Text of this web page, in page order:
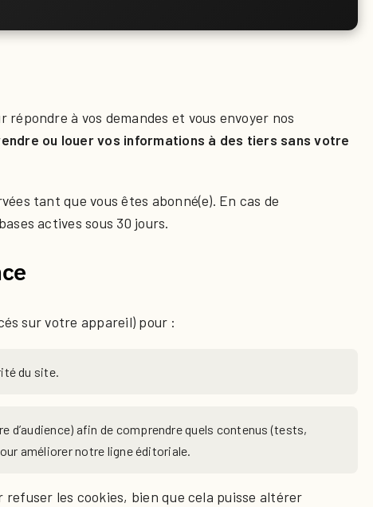
à vos demandes et vous envoyer nos
ou louer vos informations à des tiers sans votre
tant que vous êtes abonné(e). En cas de
actives sous 30 jours.
sur votre appareil) pour :
du site.
d’audience) afin de comprendre quels contenus (tests,
améliorer notre ligne éditoriale.
les cookies, bien que cela puisse altérer